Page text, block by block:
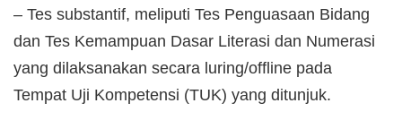
– Tes substantif, meliputi Tes Penguasaan Bidang
dan Tes Kemampuan Dasar Literasi dan Numerasi
yang dilaksanakan secara luring/offline pada
Tempat Uji Kompetensi (TUK) yang ditunjuk.